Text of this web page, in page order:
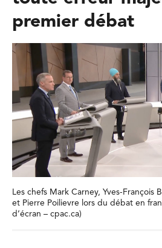
premier débat
Les chefs Mark Carney, Yves-François
et Pierre Poilievre lors du débat en
d’écran – cpac.ca)